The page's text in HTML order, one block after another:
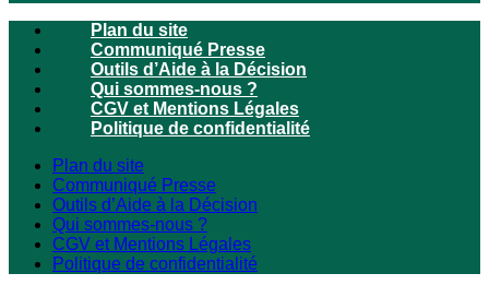
Plan du site
Communiqué Presse
Outils d’Aide à la Décision
Qui sommes-nous ?
CGV et Mentions Légales
Politique de confidentialité
Plan du site
Communiqué Presse
Outils d’Aide à la Décision
Qui sommes-nous ?
CGV et Mentions Légales
Politique de confidentialité